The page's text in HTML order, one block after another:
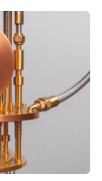
jahrzehntelang
2024 gelang
Durchbruch:
wurde
dass sich
hochpräzise…